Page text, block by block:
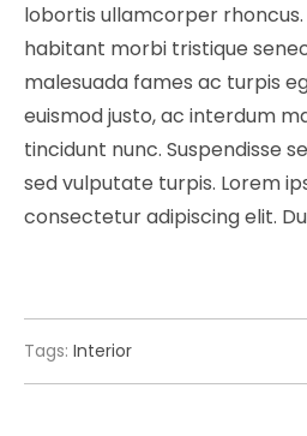
lobortis ullamcorper
habitant morbi tristique
malesuada fames ac turpis
euismod justo, ac interdum
tincidunt nunc. Suspendisse
sed vulputate turpis. Lorem
consectetur adipiscing elit.
Tags: Interior